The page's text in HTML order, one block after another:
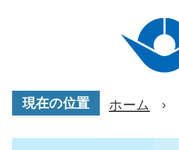
現在の位置 ホーム